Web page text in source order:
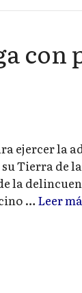
con
ejercer la
Tierra de
la
…Leer